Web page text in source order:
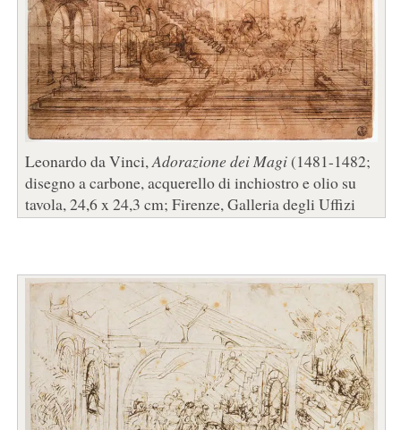
Leonardo da Vinci,Adorazione dei Magi(1481-1482;
disegno a carbone, acquerello di inchiostro e olio su
tavola, 24,6 x 24,3 cm; Firenze, Galleria degli Uffizi